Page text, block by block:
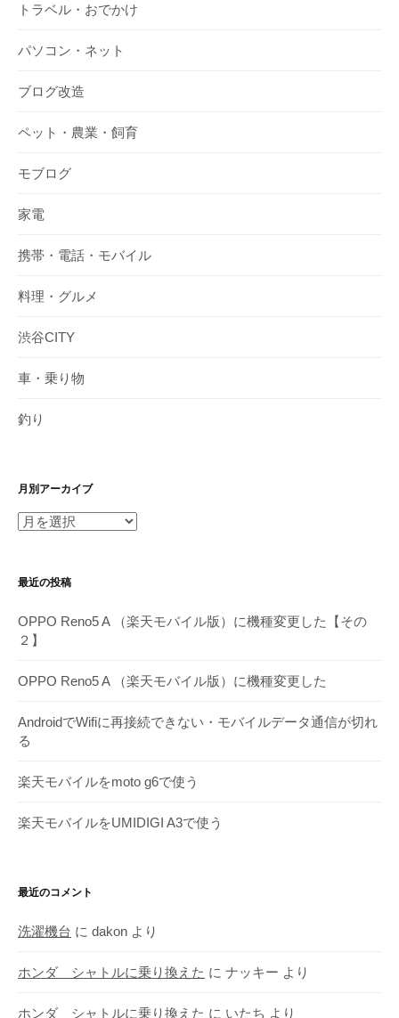
トラベル・おでかけ
パソコン・ネット
ブログ改造
ペット・農業・飼育
モブログ
家電
携帯・電話・モバイル
料理・グルメ
渋谷CITY
車・乗り物
釣り
月別アーカイブ
月
ー
イ
ブ
最近の投稿
OPPO Reno5 A （楽天モバイル版）に機種変更した【その
２】
OPPO Reno5 A （楽天モバイル版）に機種変更した
AndroidでWifiに再接続できない・モバイルデータ通信が切れ
る
楽天モバイルをmoto g6で使う
楽天モバイルをUMIDIGI A3で使う
最近のコメント
洗濯機台 に dakon より
ホンダ シャトルに乗り換えた に ナッキー より
ホンダ シャトルに乗り換えた に いたち より